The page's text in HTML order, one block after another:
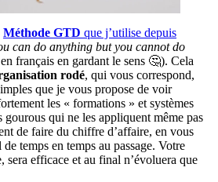
Méthode GTD que j’utilise depuis
can do anything but you cannot do
français en gardant le sens 🤔). Cela
rodé, qui vous correspond,
que je vous propose de voir
les « formations » et systèmes
gourous qui ne les appliquent même pas
de faire du chiffre d’affaire, en vous
temps en temps au passage. Votre
sera efficace et au final n’évoluera que